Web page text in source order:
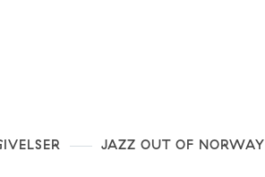
JAZZ OUT OF NORWAY